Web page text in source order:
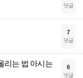
댓글
7
댓글
리는 법 아시는
6
댓글